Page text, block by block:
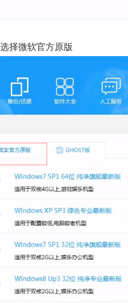
择微软官方原版